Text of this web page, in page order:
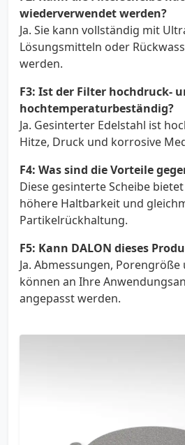
wiederverwendet werden?
Ja. Sie kann vollständig mit
Lösungsmitteln oder
werden.
F3: Ist der Filter hochdruck-
hochtemperaturbeständig?
Ja. Gesinterter Edelstahl ist
Hitze, Druck und korrosive
F4: Was sind die Vorteile
Diese gesinterte Scheibe
höhere Haltbarkeit und
Partikelrückhaltung.
F5: Kann DALON dieses
Ja. Abmessungen,
können an Ihre
angepasst werden.